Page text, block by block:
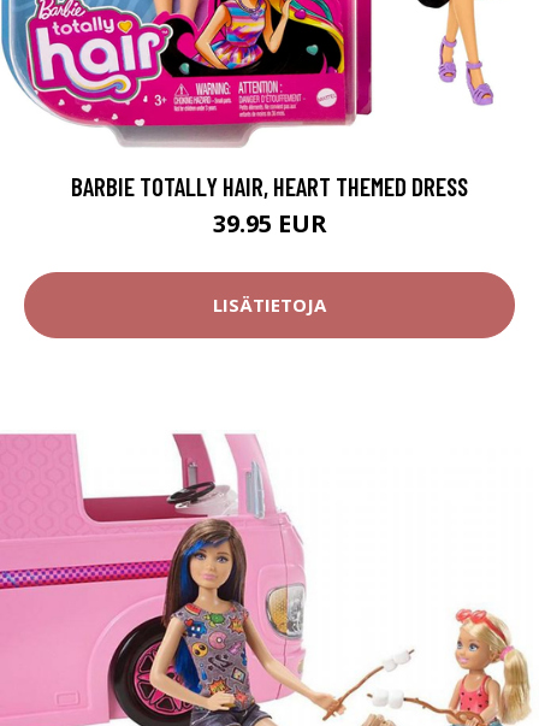
BARBIE TOTALLY HAIR, HEART THEMED DRESS
39.95 EUR
LISÄTIETOJA